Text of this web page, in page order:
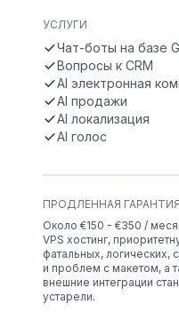
УСЛУГИ
Чат-боты на базе
Вопросы к CRM
AI электронная
AI продажи
AI локализация
AI голос
ПРОДЛЕННАЯ ГАРАНТИЯ
Около €150 - €350 /
VPS хостинг,
фатальных,
и проблем с макетом, а
внешние интеграции
устарели.